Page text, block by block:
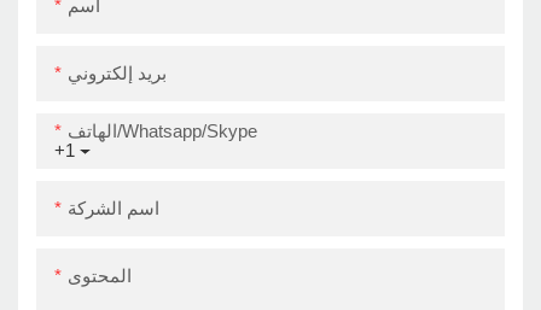
اسم
بريد إلكتروني
+1
الهاتف/Whatsapp/Skype
اسم الشركة
المحتوى